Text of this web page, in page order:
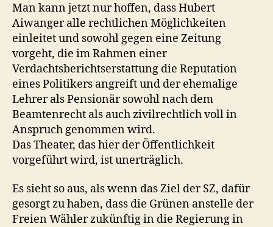
Man kann jetzt nur hoffen, dass Hubert
Aiwanger alle rechtlichen Möglichkeiten
einleitet und sowohl gegen eine Zeitung
vorgeht, die im Rahmen einer
Verdachtsberichtserstattung die Reputation
eines Politikers angreift und der ehemalige
Lehrer als Pensionär sowohl nach dem
Beamtenrecht als auch zivilrechtlich voll in
Anspruch genommen wird.
Das Theater, das hier der Öffentlichkeit
vorgeführt wird, ist unerträglich.
Es sieht so aus, als wenn das Ziel der SZ, dafür
gesorgt zu haben, dass die Grünen anstelle der
Freien Wähler zukünftig in die Regierung in